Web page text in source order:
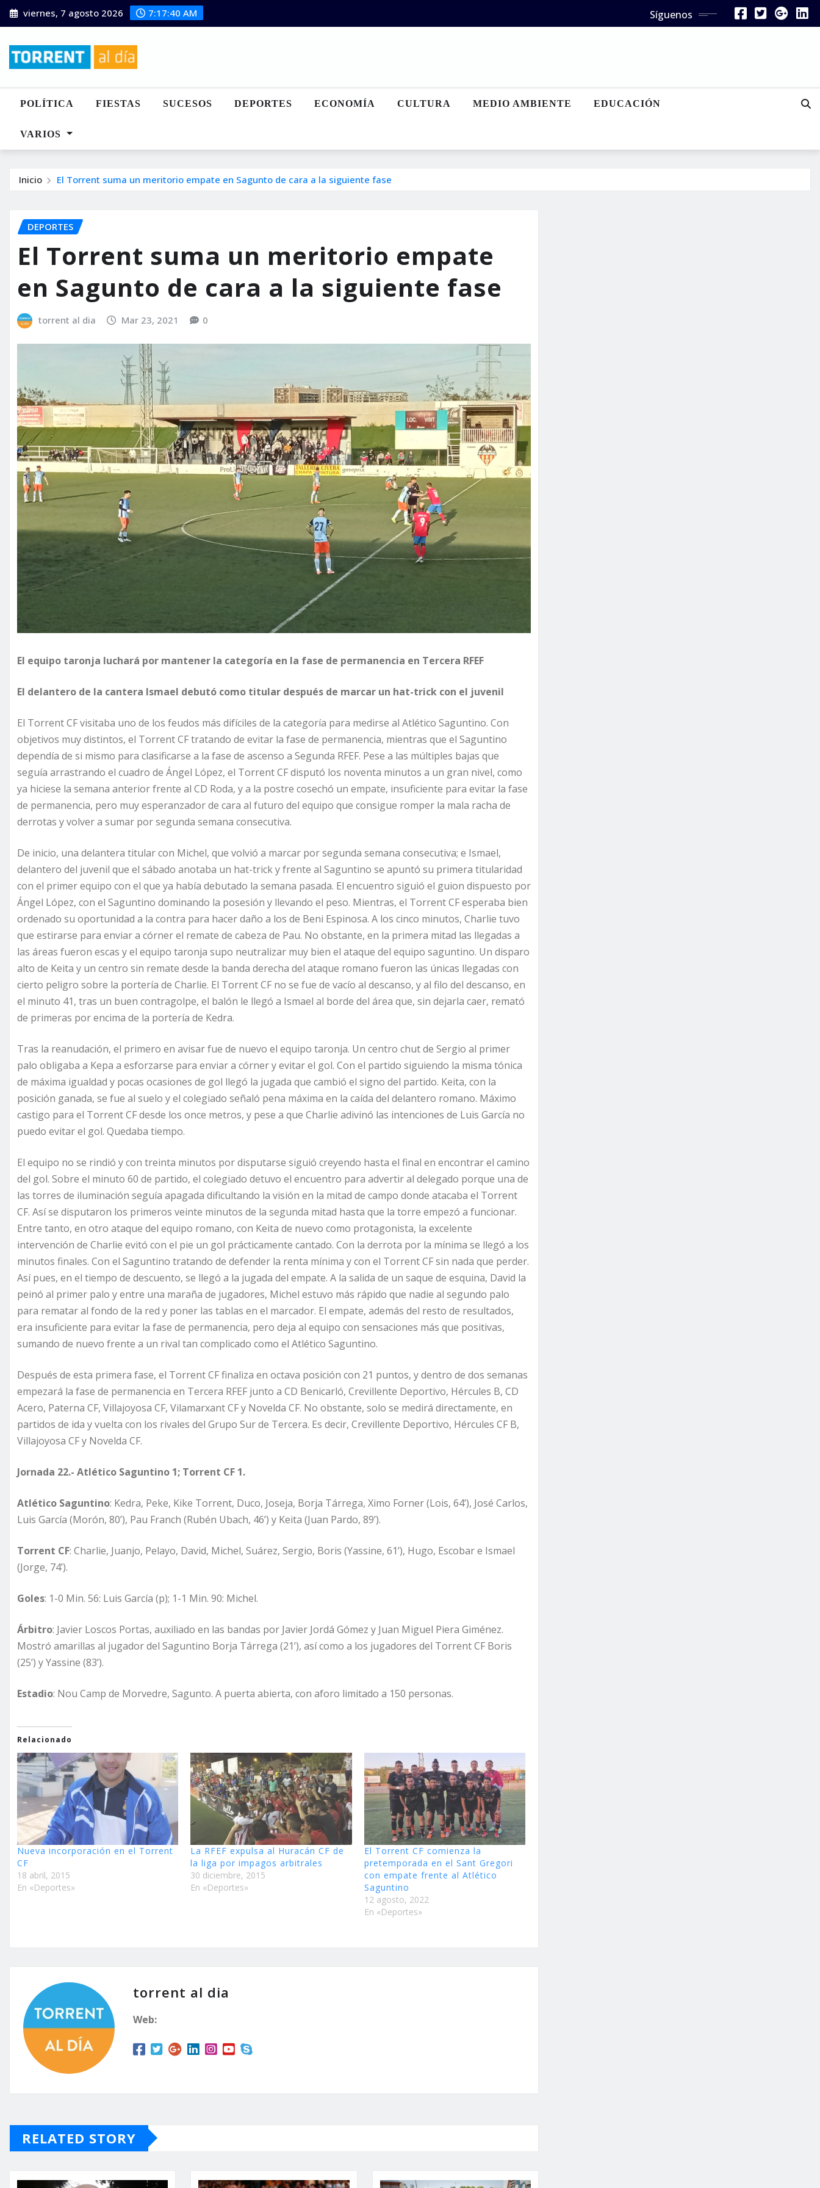
Saltar
al
viernes, 7 agosto 2026 7:17:41 AM Síguenos
POLÍTICA FIESTAS SUCESOS DEPORTES ECONOMÍA CULTURA MEDIO AMBIENTE EDUCACIÓN
VARIOS
Inicio El Torrent suma un meritorio empate en Sagunto de cara a la siguiente fase
DEPORTES
El Torrent suma un meritorio empate
en Sagunto de cara a la siguiente fase
torrent al dia Mar 23, 2021 0
El equipo taronja luchará por mantener la categoría en la fase de permanencia en Tercera RFEF
El delantero de la cantera Ismael debutó como titular después de marcar un hat-trick con el juvenil
El Torrent CF visitaba uno de los feudos más difíciles de la categoría para medirse al Atlético Saguntino. Con
objetivos muy distintos, el Torrent CF tratando de evitar la fase de permanencia, mientras que el Saguntino
dependía de si mismo para clasificarse a la fase de ascenso a Segunda RFEF. Pese a las múltiples bajas que
seguía arrastrando el cuadro de Ángel López, el Torrent CF disputó los noventa minutos a un gran nivel, como
ya hiciese la semana anterior frente al CD Roda, y a la postre cosechó un empate, insuficiente para evitar la fase
de permanencia, pero muy esperanzador de cara al futuro del equipo que consigue romper la mala racha de
derrotas y volver a sumar por segunda semana consecutiva.
De inicio, una delantera titular con Michel, que volvió a marcar por segunda semana consecutiva; e Ismael,
delantero del juvenil que el sábado anotaba un hat-trick y frente al Saguntino se apuntó su primera titularidad
con el primer equipo con el que ya había debutado la semana pasada. El encuentro siguió el guion dispuesto por
Ángel López, con el Saguntino dominando la posesión y llevando el peso. Mientras, el Torrent CF esperaba bien
ordenado su oportunidad a la contra para hacer daño a los de Beni Espinosa. A los cinco minutos, Charlie tuvo
que estirarse para enviar a córner el remate de cabeza de Pau. No obstante, en la primera mitad las llegadas a
las áreas fueron escas y el equipo taronja supo neutralizar muy bien el ataque del equipo saguntino. Un disparo
alto de Keita y un centro sin remate desde la banda derecha del ataque romano fueron las únicas llegadas con
cierto peligro sobre la portería de Charlie. El Torrent CF no se fue de vacío al descanso, y al filo del descanso, en
el minuto 41, tras un buen contragolpe, el balón le llegó a Ismael al borde del área que, sin dejarla caer, remató
de primeras por encima de la portería de Kedra.
Tras la reanudación, el primero en avisar fue de nuevo el equipo taronja. Un centro chut de Sergio al primer
palo obligaba a Kepa a esforzarse para enviar a córner y evitar el gol. Con el partido siguiendo la misma tónica
de máxima igualdad y pocas ocasiones de gol llegó la jugada que cambió el signo del partido. Keita, con la
posición ganada, se fue al suelo y el colegiado señaló pena máxima en la caída del delantero romano. Máximo
castigo para el Torrent CF desde los once metros, y pese a que Charlie adivinó las intenciones de Luis García no
puedo evitar el gol. Quedaba tiempo.
El equipo no se rindió y con treinta minutos por disputarse siguió creyendo hasta el final en encontrar el camino
del gol. Sobre el minuto 60 de partido, el colegiado detuvo el encuentro para advertir al delegado porque una de
las torres de iluminación seguía apagada dificultando la visión en la mitad de campo donde atacaba el Torrent
CF. Así se disputaron los primeros veinte minutos de la segunda mitad hasta que la torre empezó a funcionar.
Entre tanto, en otro ataque del equipo romano, con Keita de nuevo como protagonista, la excelente
intervención de Charlie evitó con el pie un gol prácticamente cantado. Con la derrota por la mínima se llegó a los
minutos finales. Con el Saguntino tratando de defender la renta mínima y con el Torrent CF sin nada que perder.
Así pues, en el tiempo de descuento, se llegó a la jugada del empate. A la salida de un saque de esquina, David la
peinó al primer palo y entre una maraña de jugadores, Michel estuvo más rápido que nadie al segundo palo
para rematar al fondo de la red y poner las tablas en el marcador. El empate, además del resto de resultados,
era insuficiente para evitar la fase de permanencia, pero deja al equipo con sensaciones más que positivas,
sumando de nuevo frente a un rival tan complicado como el Atlético Saguntino.
Después de esta primera fase, el Torrent CF finaliza en octava posición con 21 puntos, y dentro de dos semanas
empezará la fase de permanencia en Tercera RFEF junto a CD Benicarló, Crevillente Deportivo, Hércules B, CD
Acero, Paterna CF, Villajoyosa CF, Vilamarxant CF y Novelda CF. No obstante, solo se medirá directamente, en
partidos de ida y vuelta con los rivales del Grupo Sur de Tercera. Es decir, Crevillente Deportivo, Hércules CF B,
Villajoyosa CF y Novelda CF.
Jornada 22.- Atlético Saguntino 1; Torrent CF 1.
Atlético Saguntino: Kedra, Peke, Kike Torrent, Duco, Joseja, Borja Tárrega, Ximo Forner (Lois, 64’), José Carlos,
Luis García (Morón, 80’), Pau Franch (Rubén Ubach, 46’) y Keita (Juan Pardo, 89’).
Torrent CF: Charlie, Juanjo, Pelayo, David, Michel, Suárez, Sergio, Boris (Yassine, 61’), Hugo, Escobar e Ismael
(Jorge, 74’).
Goles: 1-0 Min. 56: Luis García (p); 1-1 Min. 90: Michel.
Árbitro: Javier Loscos Portas, auxiliado en las bandas por Javier Jordá Gómez y Juan Miguel Piera Giménez.
Mostró amarillas al jugador del Saguntino Borja Tárrega (21’), así como a los jugadores del Torrent CF Boris
(25’) y Yassine (83’).
Estadio: Nou Camp de Morvedre, Sagunto. A puerta abierta, con aforo limitado a 150 personas.
Relacionado
Nueva incorporación en el Torrent
CF
18 abril, 2015
En «Deportes»
La RFEF expulsa al Huracán CF de
la liga por impagos arbitrales
30 diciembre, 2015
En «Deportes»
El Torrent CF comienza la
pretemporada en el Sant Gregori
con empate frente al Atlético
Saguntino
12 agosto, 2022
En «Deportes»
torrent al dia
Web:
RELATED STORY